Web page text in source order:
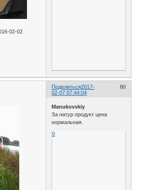
02-02
Поделиться 80
2017-
02-07 07:44:04
Manukovskiy
За натур продукт цена
нормальная.
0